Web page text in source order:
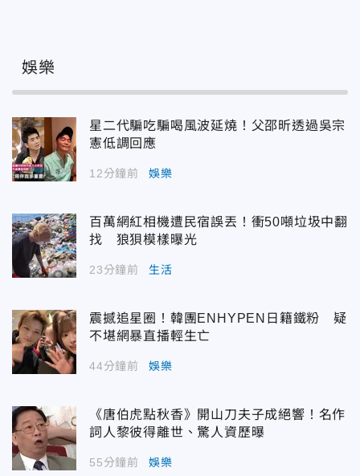
娛樂
星二代騙吃騙喝風波延燒！父邵昕透過吳宗
憲低調回應
12分鐘前 娛樂
百萬網紅相機遭民宿誤丟！衝50噸垃圾中翻
找 狼狽模樣曝光
23分鐘前 生活
震撼追星圈！韓團ENHYPEN日籍鐵粉 疑
不堪網暴直播輕生亡
44分鐘前 娛樂
《唐伯虎點秋香》開山刀夫子成絕響！名作
詞人黎彼得離世、驚人資歷曝
55分鐘前 娛樂